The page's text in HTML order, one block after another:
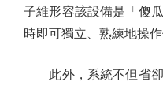
子維形容該設備是「傻
時即可獨立、熟練地操作
此外，系統不但省卻